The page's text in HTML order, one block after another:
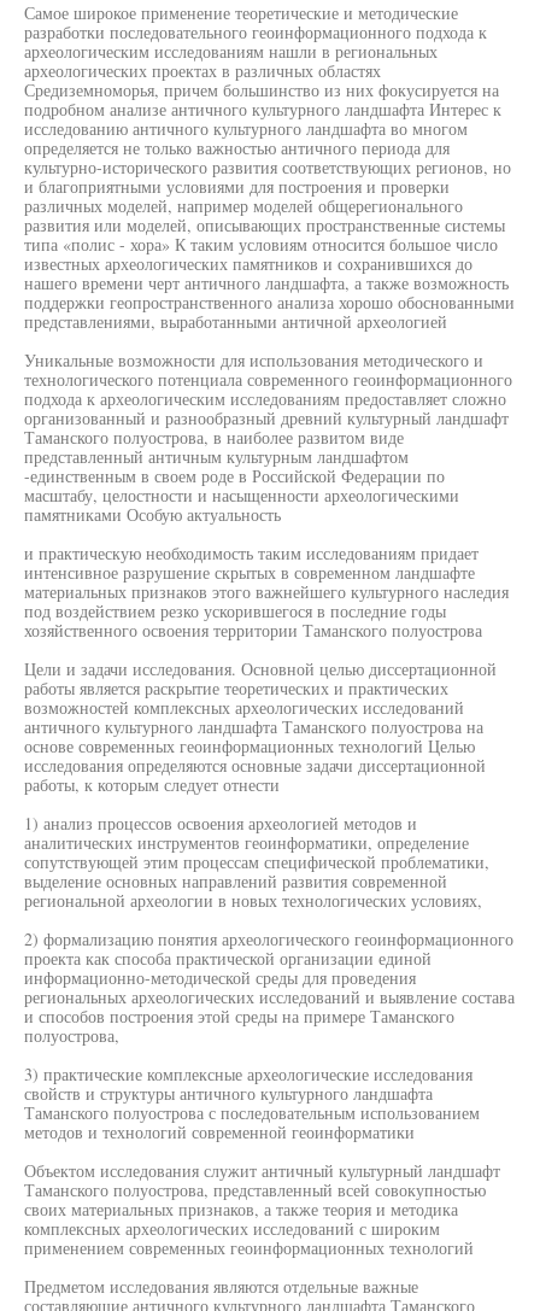
Самое широкое применение теоретические и методические
разработки последовательного геоинформационного подхода к
археологическим исследованиям нашли в региональных
археологических проектах в различных областях
Средиземноморья, причем большинство из них фокусируется на
подробном анализе античного культурного ландшафта Интерес к
исследованию античного культурного ландшафта во многом
определяется не только важностью античного периода для
культурно-исторического развития соответствующих регионов, но
и благоприятными условиями для построения и проверки
различных моделей, например моделей общерегионального
развития или моделей, описывающих пространственные системы
типа «полис - хора» К таким условиям относится большое число
известных археологических памятников и сохранившихся до
нашего времени черт античного ландшафта, а также возможность
поддержки геопространственного анализа хорошо обоснованными
представлениями, выработанными античной археологией
Уникальные возможности для использования методического и
технологического потенциала современного геоинформационного
подхода к археологическим исследованиям предоставляет сложно
организованный и разнообразный древний культурный ландшафт
Таманского полуострова, в наиболее развитом виде
представленный античным культурным ландшафтом
-единственным в своем роде в Российской Федерации по
масштабу, целостности и насыщенности археологическими
памятниками Особую актуальность
и практическую необходимость таким исследованиям придает
интенсивное разрушение скрытых в современном ландшафте
материальных признаков этого важнейшего культурного наследия
под воздействием резко ускорившегося в последние годы
хозяйственного освоения территории Таманского полуострова
Цели и задачи исследования. Основной целью диссертационной
работы является раскрытие теоретических и практических
возможностей комплексных археологических исследований
античного культурного ландшафта Таманского полуострова на
основе современных геоинформационных технологий Целью
исследования определяются основные задачи диссертационной
работы, к которым следует отнести
1) анализ процессов освоения археологией методов и
аналитических инструментов геоинформатики, определение
сопутствующей этим процессам специфической проблематики,
выделение основных направлений развития современной
региональной археологии в новых технологических условиях,
2) формализацию понятия археологического геоинформационного
проекта как способа практической организации единой
информационно-методической среды для проведения
региональных археологических исследований и выявление состава
и способов построения этой среды на примере Таманского
полуострова,
3) практические комплексные археологические исследования
свойств и структуры античного культурного ландшафта
Таманского полуострова с последовательным использованием
методов и технологий современной геоинформатики
Объектом исследования служит античный культурный ландшафт
Таманского полуострова, представленный всей совокупностью
своих материальных признаков, а также теория и методика
комплексных археологических исследований с широким
применением современных геоинформационных технологий
Предметом исследования являются отдельные важные
составляющие античного культурного ландшафта Таманского